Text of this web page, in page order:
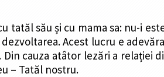
tatăl său și cu mama sa: nu-i
Acest lucru e
cauza atâtor lezări a relației
– Tatăl nostru.